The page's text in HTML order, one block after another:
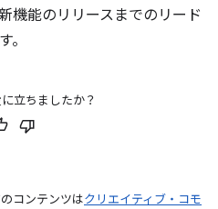
機能のリリースまでのリード
。
立ちましたか？
コンテンツはクリエイティブ・コモ